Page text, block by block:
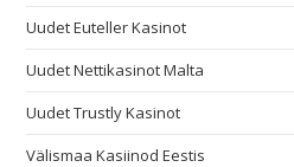
Uudet Euteller Kasinot
Uudet Nettikasinot Malta
Uudet Trustly Kasinot
Välismaa Kasiinod Eestis